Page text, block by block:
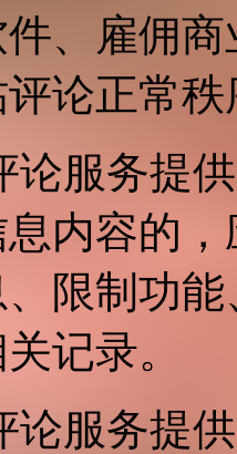
、雇佣
论正常
论服务提
内容的
限制功
记录。
论服务提